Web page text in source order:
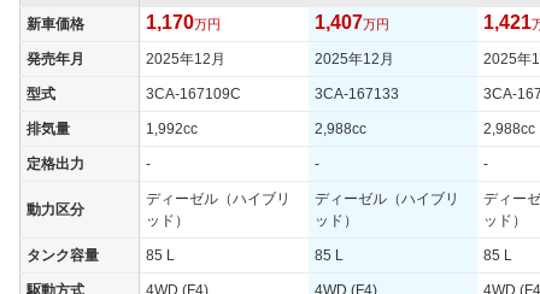
新車価格 1,170万円 1,407万円 1,421
発売年月 2025年12月 2025年12月 2025年
型式 3CA-167109C 3CA-167133 3CA-
排気量 1,992cc 2,988cc 2,988cc
定格出力 - - -
動力区分
ディーゼル（ハイブリ
ッド）
ディーゼル（ハイブリ
ッド）
ディー
ッド）
タンク容量 85 L 85 L 85 L
駆動方式 4WD (F4) 4WD (F4) 4WD